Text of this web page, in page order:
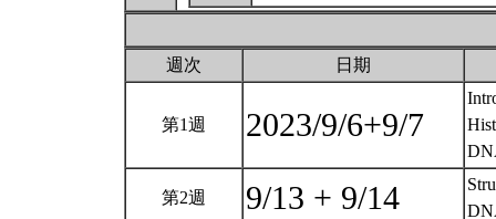
週次 日期
第1週 2023/9/6+9/7
第2週 9/13 + 9/14